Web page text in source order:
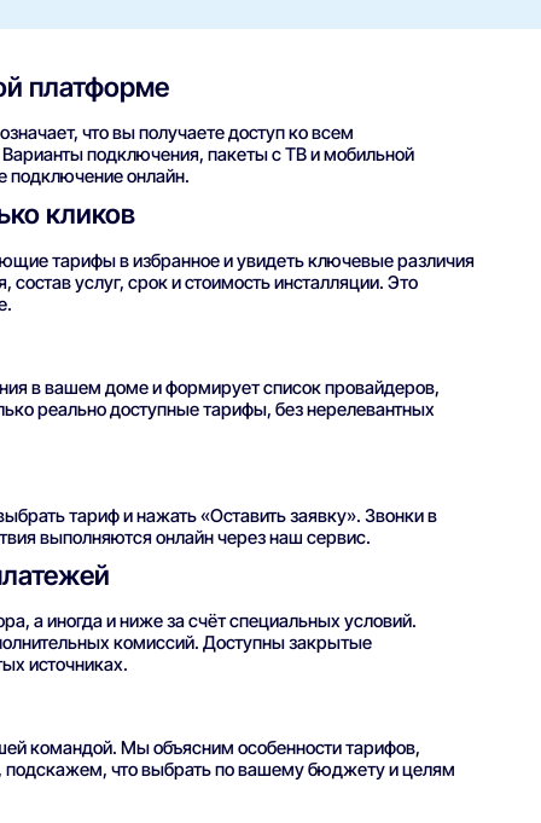
платформе
что вы получаете доступ ко всем
подключения, пакеты с ТВ и мобильной
подключение онлайн.
кликов
тарифы в избранное и увидеть ключевые различия
услуг, срок и стоимость инсталляции. Это
в вашем доме и формирует список провайдеров,
реально доступные тарифы, без нерелевантных
тариф и нажать «Оставить заявку». Звонки в
выполняются онлайн через наш сервис.
а иногда и ниже за счёт специальных условий.
комиссий. Доступны закрытые
источниках.
командой. Мы объясним особенности тарифов,
подскажем, что выбрать по вашему бюджету и целям